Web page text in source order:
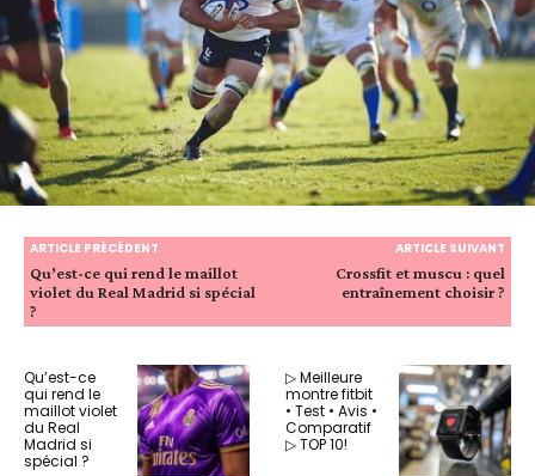
ARTICLE PRÉCÉDENT
Qu’est-ce qui rend le maillot
violet du Real Madrid si spécial
?
ARTICLE SUIVANT
Crossfit et muscu : quel
entraînement choisir ?
Qu’est-ce
qui rend le
maillot violet
du Real
Madrid si
spécial ?
▷ Meilleure
montre fitbit
• Test • Avis •
Comparatif
▷ TOP 10!